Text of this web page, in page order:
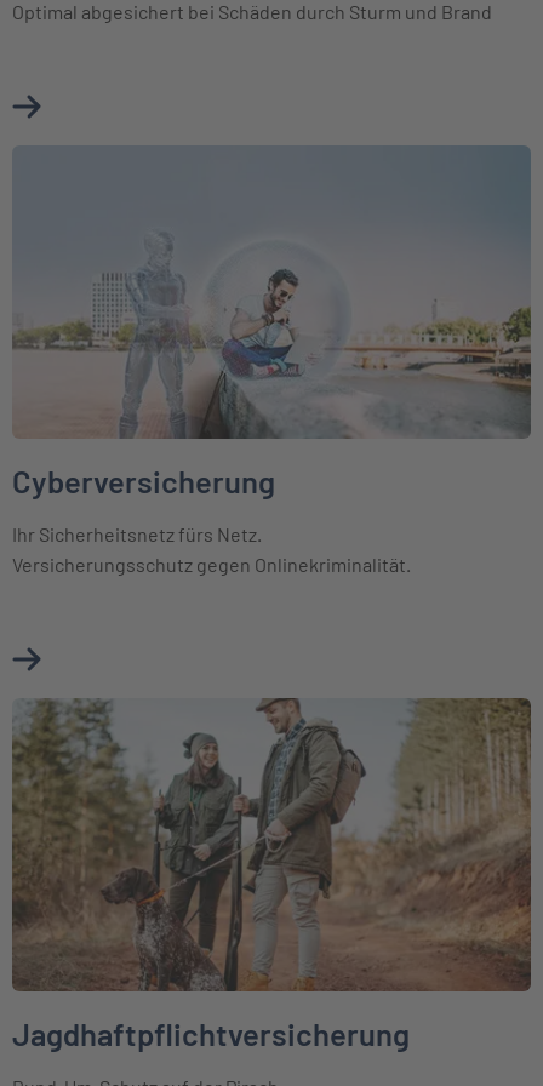
Optimal abgesichert bei Schäden durch Sturm und Brand
Mehr über Photovoltaik erfahren
Cyberversicherung
Ihr Sicherheitsnetz fürs Netz.
Versicherungsschutz gegen Onlinekriminalität.
Mehr über Cyberversicherung erfahren
Weiter zu Jagdhaftpflichtversicherung
Jagdhaftpflichtversicherung